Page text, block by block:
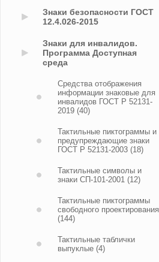
Знаки безопасности ГОСТ
12.4.026-2015
Знаки для инвалидов.
Программа Доступная
среда
Средства отображения
информации знаковые для
инвалидов ГОСТ Р 52131-
2019 (40)
Тактильные пиктограммы и
предупреждающие знаки
ГОСТ Р 52131-2003 (18)
Тактильные символы и
знаки СП-101-2001 (12)
Тактильные пиктограммы
свободного проектирования
(144)
Тактильные таблички
выпуклые (4)